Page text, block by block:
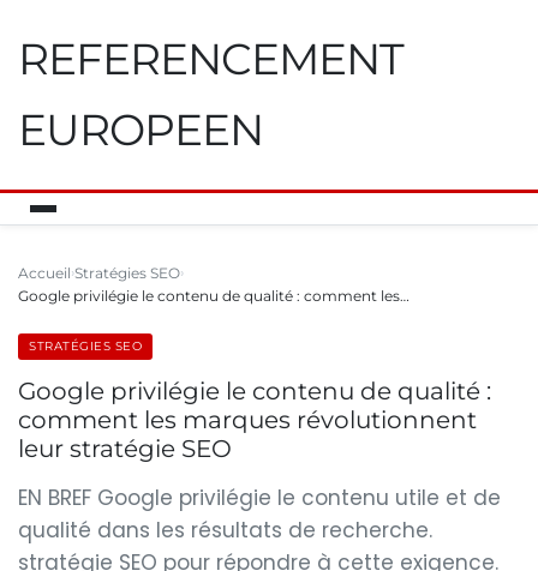
REFERENCEMENT
EUROPEEN
Accueil Stratégies SEO
Google privilégie le contenu de qualité : comment les…
STRATÉGIES SEO
Google privilégie le contenu de qualité :
comment les marques révolutionnent
leur stratégie SEO
EN BREF Google privilégie le contenu utile et de
qualité dans les résultats de recherche.
stratégie SEO pour répondre à cette exigence.